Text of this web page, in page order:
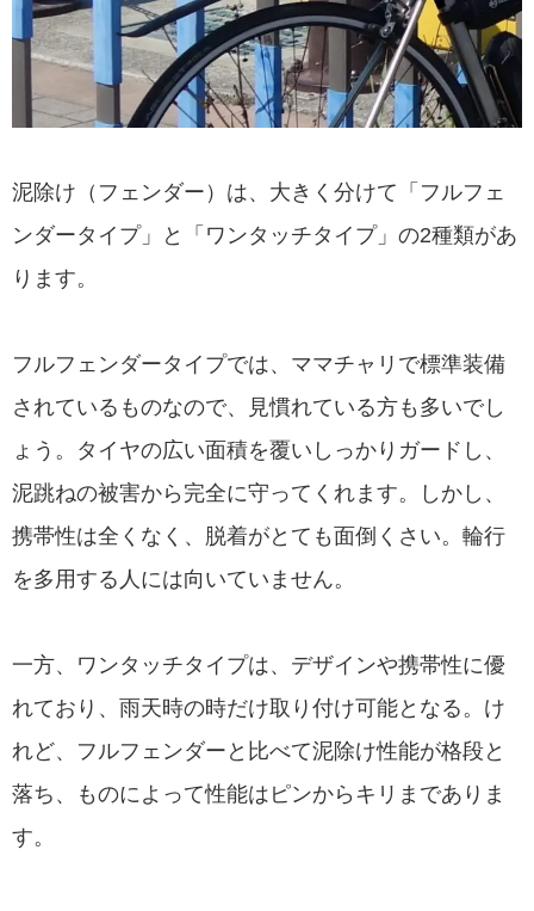
泥除け（フェンダー）は、大きく分けて「フルフェ
ンダータイプ」と「ワンタッチタイプ」の2種類があ
ります。
フルフェンダータイプでは、ママチャリで標準装備
されているものなので、見慣れている方も多いでし
ょう。タイヤの広い面積を覆いしっかりガードし、
泥跳ねの被害から完全に守ってくれます。しかし、
携帯性は全くなく、脱着がとても面倒くさい。輪行
を多用する人には向いていません。
一方、ワンタッチタイプは、デザインや携帯性に優
れており、雨天時の時だけ取り付け可能となる。け
れど、フルフェンダーと比べて泥除け性能が格段と
落ち、ものによって性能はピンからキリまでありま
す。